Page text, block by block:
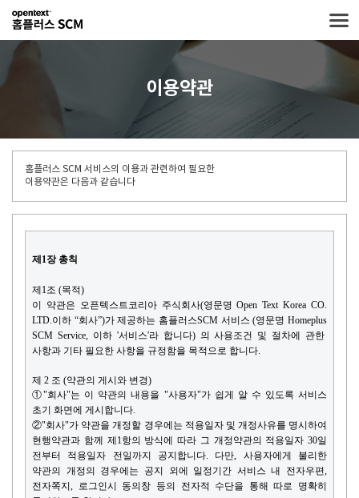
이용약관
홈플러스 SCM 서비스의 이용과 관련하여 필요한
이용약관은 다음과 같습니다